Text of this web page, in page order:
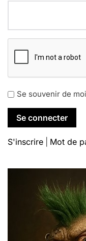
Se souvenir de moi
S'inscrire Mot de